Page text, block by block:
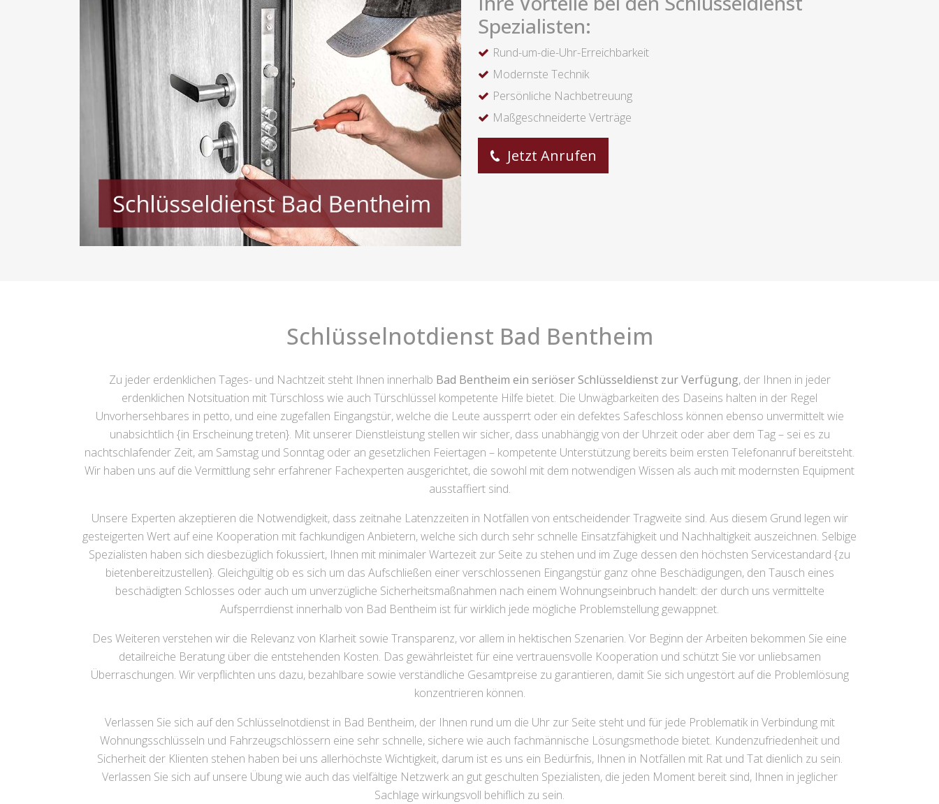
Spezialisten:
Rund-um-die-Uhr-Erreichbarkeit
Modernste Technik
Persönliche Nachbetreuung
Maßgeschneiderte Verträge
Jetzt Anrufen
Schlüsselnotdienst Bad Bentheim
Zu jeder erdenklichen Tages- und Nachtzeit steht Ihnen innerhalb Bad Bentheim ein seriöser Schlüsseldienst zur Verfügung, der Ihnen in jeder
erdenklichen Notsituation mit Türschloss wie auch Türschlüssel kompetente Hilfe bietet. Die Unwägbarkeiten des Daseins halten in der Regel
Unvorhersehbares in petto, und eine zugefallen Eingangstür, welche die Leute aussperrt oder ein defektes Safeschloss können ebenso unvermittelt wie
unabsichtlich {in Erscheinung treten}. Mit unserer Dienstleistung stellen wir sicher, dass unabhängig von der Uhrzeit oder aber dem Tag – sei es zu
nachtschlafender Zeit, am Samstag und Sonntag oder an gesetzlichen Feiertagen – kompetente Unterstützung bereits beim ersten Telefonanruf bereitsteht.
Wir haben uns auf die Vermittlung sehr erfahrener Fachexperten ausgerichtet, die sowohl mit dem notwendigen Wissen als auch mit modernsten Equipment
ausstaffiert sind.
Unsere Experten akzeptieren die Notwendigkeit, dass zeitnahe Latenzzeiten in Notfällen von entscheidender Tragweite sind. Aus diesem Grund legen wir
gesteigerten Wert auf eine Kooperation mit fachkundigen Anbietern, welche sich durch sehr schnelle Einsatzfähigkeit und Nachhaltigkeit auszeichnen. Selbige
Spezialisten haben sich diesbezüglich fokussiert, Ihnen mit minimaler Wartezeit zur Seite zu stehen und im Zuge dessen den höchsten Servicestandard {zu
bietenbereitzustellen}. Gleichgültig ob es sich um das Aufschließen einer verschlossenen Eingangstür ganz ohne Beschädigungen, den Tausch eines
beschädigten Schlosses oder auch um unverzügliche Sicherheitsmaßnahmen nach einem Wohnungseinbruch handelt: der durch uns vermittelte
Aufsperrdienst innerhalb von Bad Bentheim ist für wirklich jede mögliche Problemstellung gewappnet.
Des Weiteren verstehen wir die Relevanz von Klarheit sowie Transparenz, vor allem in hektischen Szenarien. Vor Beginn der Arbeiten bekommen Sie eine
detailreiche Beratung über die entstehenden Kosten. Das gewährleistet für eine vertrauensvolle Kooperation und schützt Sie vor unliebsamen
Überraschungen. Wir verpflichten uns dazu, bezahlbare sowie verständliche Gesamtpreise zu garantieren, damit Sie sich ungestört auf die Problemlösung
konzentrieren können.
Verlassen Sie sich auf den Schlüsselnotdienst in Bad Bentheim, der Ihnen rund um die Uhr zur Seite steht und für jede Problematik in Verbindung mit
Wohnungsschlüsseln und Fahrzeugschlössern eine sehr schnelle, sichere wie auch fachmännische Lösungsmethode bietet. Kundenzufriedenheit und
Sicherheit der Klienten stehen haben bei uns allerhöchste Wichtigkeit, darum ist es uns ein Bedürfnis, Ihnen in Notfällen mit Rat und Tat dienlich zu sein.
Verlassen Sie sich auf unsere Übung wie auch das vielfältige Netzwerk an gut geschulten Spezialisten, die jeden Moment bereit sind, Ihnen in jeglicher
Sachlage wirkungsvoll behiflich zu sein.